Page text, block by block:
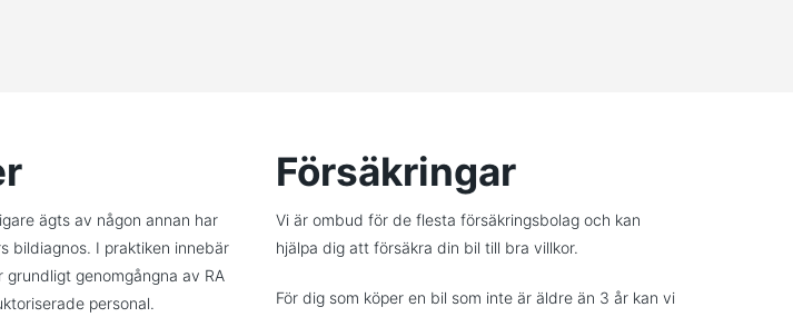
ägts av någon annan har
bildiagnos. I praktiken innebär
genomgångna av RA
personal.
Försäkringar
Vi är ombud för de flesta försäkringsbolag och kan
hjälpa dig att försäkra din bil till bra villkor.
För dig som köper en bil som inte är äldre än 3 år kan vi